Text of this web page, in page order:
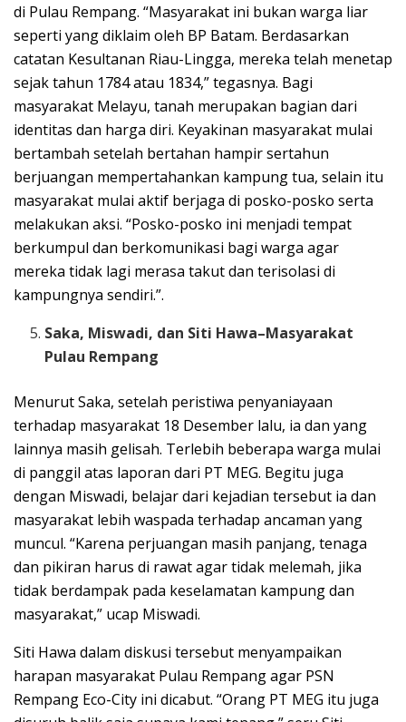
di Pulau Rempang. “Masyarakat ini bukan warga liar
seperti yang diklaim oleh BP Batam. Berdasarkan
catatan Kesultanan Riau-Lingga, mereka telah menetap
sejak tahun 1784 atau 1834,” tegasnya. Bagi
masyarakat Melayu, tanah merupakan bagian dari
identitas dan harga diri. Keyakinan masyarakat mulai
bertambah setelah bertahan hampir sertahun
berjuangan mempertahankan kampung tua, selain itu
masyarakat mulai aktif berjaga di posko-posko serta
melakukan aksi. “Posko-posko ini menjadi tempat
berkumpul dan berkomunikasi bagi warga agar
mereka tidak lagi merasa takut dan terisolasi di
kampungnya sendiri.”.
Saka, Miswadi, dan Siti Hawa–Masyarakat
Pulau Rempang
Menurut Saka, setelah peristiwa penyaniayaan
terhadap masyarakat 18 Desember lalu, ia dan yang
lainnya masih gelisah. Terlebih beberapa warga mulai
di panggil atas laporan dari PT MEG. Begitu juga
dengan Miswadi, belajar dari kejadian tersebut ia dan
masyarakat lebih waspada terhadap ancaman yang
muncul. “Karena perjuangan masih panjang, tenaga
dan pikiran harus di rawat agar tidak melemah, jika
tidak berdampak pada keselamatan kampung dan
masyarakat,” ucap Miswadi.
Siti Hawa dalam diskusi tersebut menyampaikan
harapan masyarakat Pulau Rempang agar PSN
Rempang Eco-City ini dicabut. “Orang PT MEG itu juga